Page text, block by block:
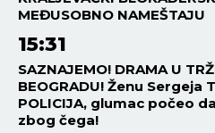
MEĐUSOBNO NAMEŠTAJU
15:31
SAZNAJEMO! DRAMA U
BEOGRADU! Ženu Sergeja
POLICIJA, glumac počeo
zbog čega!